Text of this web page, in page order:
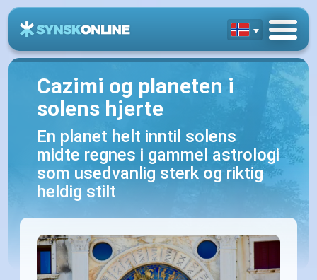
Cazimi og planeten i
solens hjerte
En planet helt inntil solens
midte regnes i gammel astrologi
som usedvanlig sterk og riktig
heldig stilt